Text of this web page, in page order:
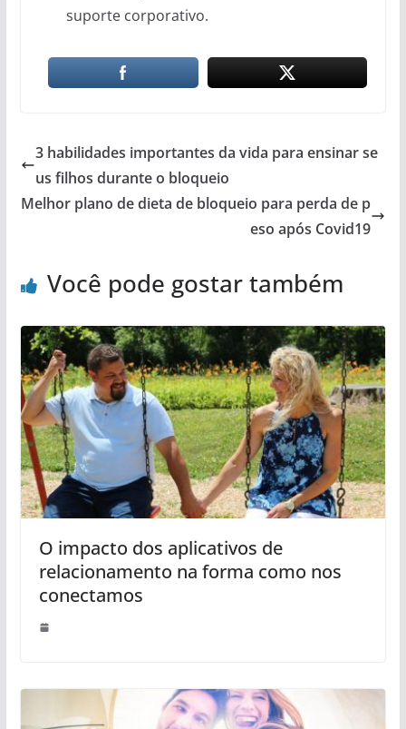
suporte corporativo.
3 habilidades importantes da vida para ensinar se
us filhos durante o bloqueio
Melhor plano de dieta de bloqueio para perda de p
eso após Covid19
Você pode gostar também
O impacto dos aplicativos de
relacionamento na forma como nos
conectamos